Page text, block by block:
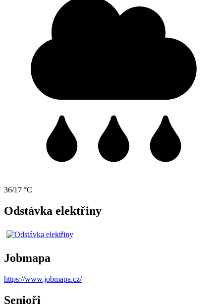
36/17 °C
Odstávka elektřiny
Jobmapa
https://www.jobmapa.cz/
Senioři